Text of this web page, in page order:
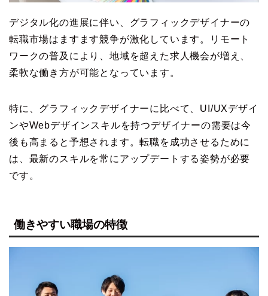
デジタル化の進展に伴い、グラフィックデザイナーの
転職市場はますます競争が激化しています。リモート
ワークの普及により、地域を超えた求人機会が増え、
柔軟な働き方が可能となっています。
特に、グラフィックデザイナーに比べて、UI/UXデザイ
ンやWebデザインスキルを持つデザイナーの需要は今
後も高まると予想されます。転職を成功させるために
は、最新のスキルを常にアップデートする姿勢が必要
です。
働きやすい職場の特徴